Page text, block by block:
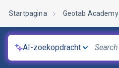
Startpagina Geotab Academy
AI-zoekopdracht